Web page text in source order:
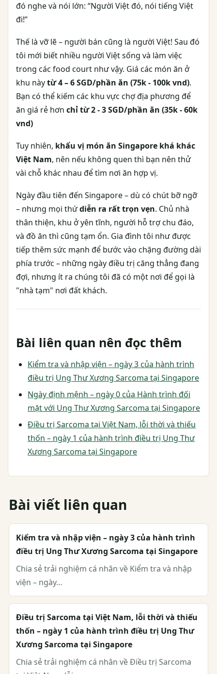
đó nghe và nói lớn: “Người Việt đó, nói tiếng Việt
đi!”
Thế là vỡ lẽ – người bán cũng là người Việt! Sau đó
tôi mới biết nhiều người Việt sống và làm việc
trong các food court như vậy. Giá các món ăn ở
khu nàytừ 4 – 6 SGD/phần ăn (75k - 100k vnd).
Bạn có thể kiếm các khu vực chợ địa phương để
ăn giá rẻ hơn chỉ từ 2 - 3 SGD/phần ăn (35k - 60k
vnd)
Tuy nhiên, khẩu vị món ăn Singapore khá khác
Việt Nam, nên nếu không quen thì bạn nên thử
vài chỗ khác nhau để tìm nơi ăn hợp vị.
Ngày đầu tiên đến Singapore – dù có chút bỡ ngỡ
– nhưng mọi thứdiễn ra rất trọn vẹn. Chủ nhà
thân thiện, khu ở yên tĩnh, người hỗ trợ chu đáo,
và đồ ăn thì cũng tạm ổn. Gia đình tôi như được
tiếp thêm sức mạnh để bước vào chặng đường dài
phía trước – những ngày điều trị căng thẳng đang
đợi, nhưng ít ra chúng tôi đã có một nơi để gọi là
"nhà tạm" nơi đất khách.
Bài liên quan nên đọc thêm
Kiểm tra và nhập viện – ngày 3 của hành trình
điều trị Ung Thư Xương Sarcoma tại Singapore
Ngày định mệnh – ngày 0 của Hành trình đối
mặt với Ung Thư Xương Sarcoma tại Singapore
Điều trị Sarcoma tại Việt Nam, lỗi thời và thiếu
thốn – ngày 1 của hành trình điều trị Ung Thư
Xương Sarcoma tại Singapore
Bài viết liên quan
Kiểm tra và nhập viện – ngày 3 của hành trình
điều trị Ung Thư Xương Sarcoma tại Singapore
Chia sẻ trải nghiệm cá nhân về Kiểm tra và nhập
viện – ngày…
Điều trị Sarcoma tại Việt Nam, lỗi thời và thiếu
thốn – ngày 1 của hành trình điều trị Ung Thư
Xương Sarcoma tại Singapore
Chia sẻ trải nghiệm cá nhân về Điều trị Sarcoma